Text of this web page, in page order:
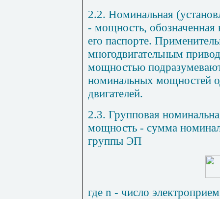
2.2. Номинальная
- мощность, обозначенная
его паспорте.
многодвигательным
мощностью
номинальных мощностей
двигателей.
2.3. Групповая
мощность - сумма
группы ЭП
где n - число